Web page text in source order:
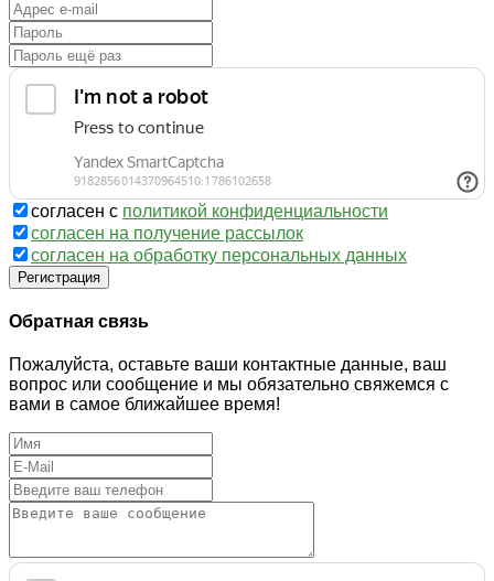
согласен с политикой конфиденциальности
согласен на получение рассылок
согласен на обработку персональных данных
Регистрация
Обратная связь
Пожалуйста, оставьте ваши контактные данные, ваш
вопрос или сообщение и мы обязательно свяжемся с
вами в самое ближайшее время!